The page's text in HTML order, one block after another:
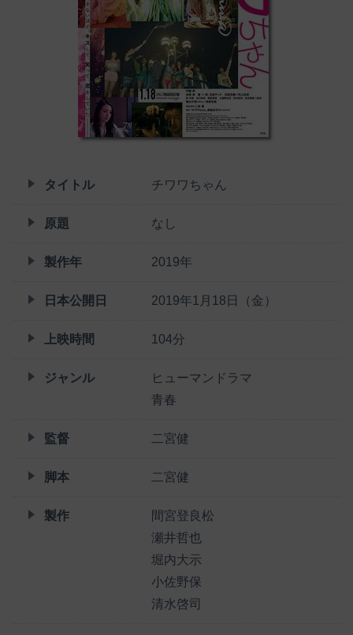
タイトル チワワちゃん
原題 なし
製作年 2019年
日本公開日 2019年1月18日（金）
上映時間 104分
ジャンル
ヒューマンドラマ
青春
監督 二宮健
脚本 二宮健
製作
間宮登良松
瀬井哲也
堀内大示
小佐野保
清水啓司